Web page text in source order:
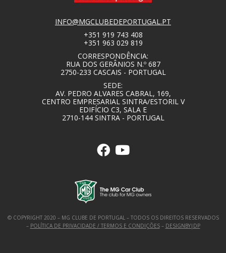
INFO@MGCLUBEDEPORTUGAL.PT
+351 919 743 408
+351 963 029 819
CORRESPONDÊNCIA:
RUA DOS GERÂNIOS N.º 687
2750-233 CASCAIS - PORTUGAL
SEDE:
AV. PEDRO ALVARES CABRAL, 169,
CENTRO EMPRESARIAL SINTRA/ESTORIL V
EDIFÍCIO C3, SALA E
2710-144 SINTRA - PORTUGAL
© COPYRIGHT 2020 – MG CLUBE DE PORTUGAL – TODOS OS DIREITOS RESERVADOS
– POLÍTICA DE PRIVACIDADE / TERMOS E CONDIÇÕES– DESIGNBY|DP